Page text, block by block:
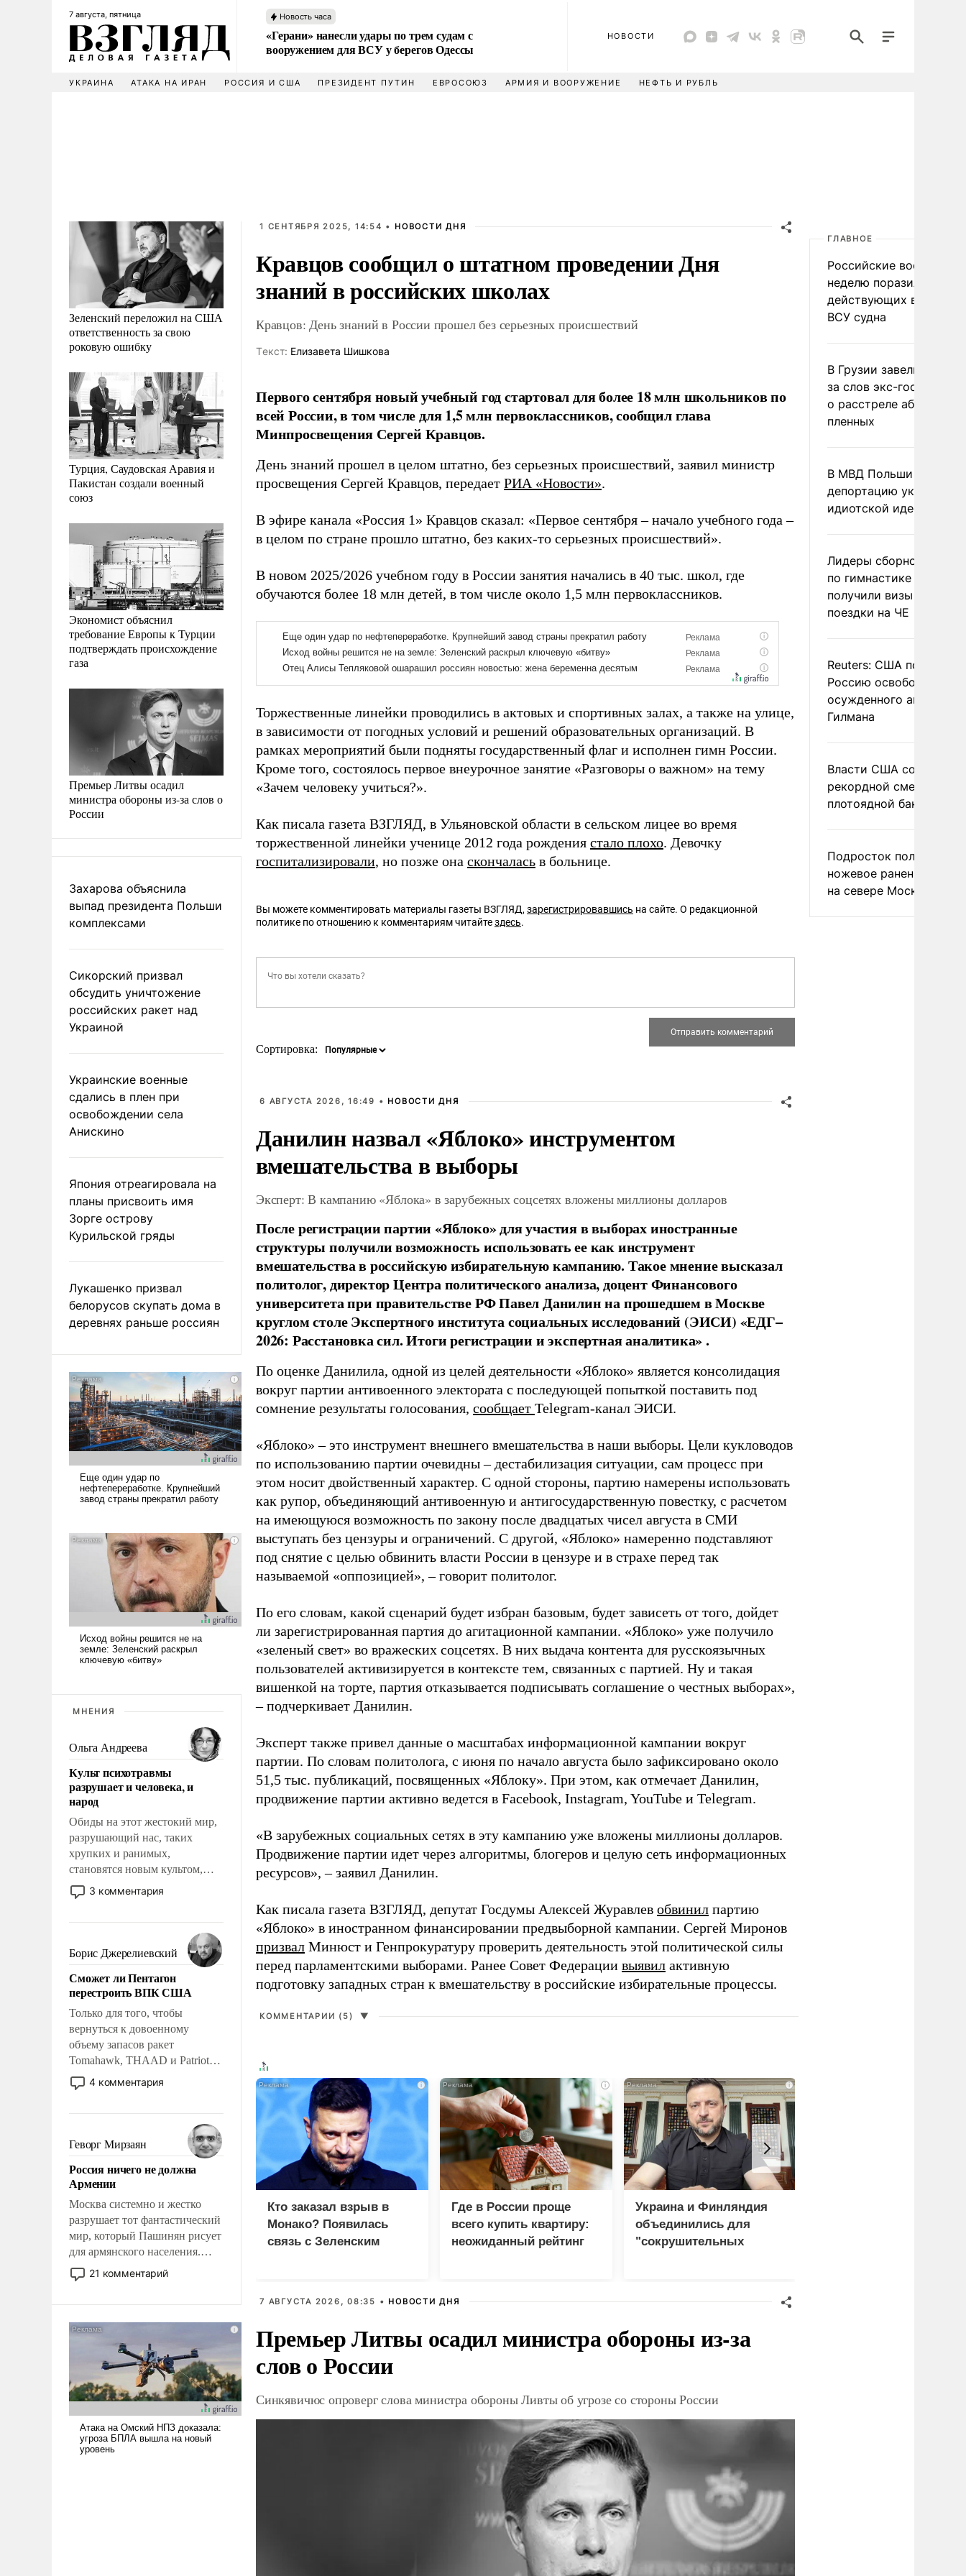
7 августа, пятница Новость часа
«Герани» нанесли удары по трем судам с
вооружением для ВСУ у берегов Одессы
НОВОСТИ
УКРАИНА АТАКА НА ИРАН РОССИЯ И США ПРЕЗИДЕНТ ПУТИН ЕВРОСОЮЗ АРМИЯ И ВООРУЖЕНИЕ НЕФТЬ И РУБЛЬ
Зеленский переложил на США
ответственность за свою
роковую ошибку
Турция, Саудовская Аравия и
Пакистан создали военный
союз
Экономист объяснил
требование Европы к Турции
подтверждать происхождение
газа
Премьер Литвы осадил
министра обороны из-за слов о
России
Захарова объяснила
выпад президента Польши
комплексами
Сикорский призвал
обсудить уничтожение
российских ракет над
Украиной
Украинские военные
сдались в плен при
освобождении села
Анискино
Япония отреагировала на
планы присвоить имя
Зорге острову
Курильской гряды
Лукашенко призвал
белорусов скупать дома в
деревнях раньше россиян
МНЕНИЯ
Ольга Андреева
Культ психотравмы
разрушает и человека, и
народ
Обиды на этот жестокий мир,
разрушающий нас, таких
хрупких и ранимых,
становятся новым культом,
постепенно вытесняя и
отменяя традиционное
мужественным и твердым под
ударами судьбы, брать на себя
ответственность, помогать
слабым, идти вперед и
адаптироваться.
3 комментария
Борис Джерелиевский
Сможет ли Пентагон
перестроить ВПК США
Только для того, чтобы
вернуться к довоенному
объему запасов ракет
Tomahawk, THAAD и Patriot
США потребуется более трех
лет. Даже небольшая война с
Сложившаяся ситуация
означает многолетний период
уязвимости США, например,
перед Китаем.
4 комментария
Геворг Мирзаян
Россия ничего не должна
Армении
Москва системно и жестко
разрушает тот фантастический
мир, который Пашинян рисует
для армянского населения.
Мир, где политические
прожекты будут безусловно
налогоплательщиков и где
Еревану за свои поступки не
нужно отвечать.
21 комментарий
1 СЕНТЯБРЯ 2025, 14:54 • НОВОСТИ ДНЯ
Кравцов сообщил о штатном проведении Дня
знаний в российских школах
Кравцов: День знаний в России прошел без серьезных происшествий
Tекст: Елизавета Шишкова
Первого сентября новый учебный год стартовал для более 18 млн школьников по
всей России, в том числе для 1,5 млн первоклассников, сообщил глава
Минпросвещения Сергей Кравцов.
День знаний прошел в целом штатно, без серьезных происшествий, заявил министр
просвещения Сергей Кравцов, передает РИА «Новости».
В эфире канала «Россия 1» Кравцов сказал: «Первое сентября – начало учебного года –
в целом по стране прошло штатно, без каких-то серьезных происшествий».
В новом 2025/2026 учебном году в России занятия начались в 40 тыс. школ, где
обучаются более 18 млн детей, в том числе около 1,5 млн первоклассников.
Торжественные линейки проводились в актовых и спортивных залах, а также на улице,
в зависимости от погодных условий и решений образовательных организаций. В
рамках мероприятий были подняты государственный флаг и исполнен гимн России.
Кроме того, состоялось первое внеурочное занятие «Разговоры о важном» на тему
«Зачем человеку учиться?».
Как писала газета ВЗГЛЯД, в Ульяновской области в сельском лицее во время
торжественной линейки ученице 2012 года рождения стало плохо. Девочку
госпитализировали, но позже она скончалась в больнице.
Вы можете комментировать материалы газеты ВЗГЛЯД, зарегистрировавшись на сайте. О редакционной
политике по отношению к комментариям читайтездесь.
Сортировка:
6 АВГУСТА 2026, 16:49 • НОВОСТИ ДНЯ
Данилин назвал «Яблоко» инструментом
вмешательства в выборы
Эксперт: В кампанию «Яблока» в зарубежных соцсетях вложены миллионы долларов
После регистрации партии «Яблоко» для участия в выборах иностранные
структуры получили возможность использовать ее как инструмент
вмешательства в российскую избирательную кампанию. Такое мнение высказал
политолог, директор Центра политического анализа, доцент Финансового
университета при правительстве РФ Павел Данилин на прошедшем в Москве
круглом столе Экспертного института социальных исследований (ЭИСИ) «ЕДГ–
2026: Расстановка сил. Итоги регистрации и экспертная аналитика» .
По оценке Данилила, одной из целей деятельности «Яблоко» является консолидация
вокруг партии антивоенного электората с последующей попыткой поставить под
сомнение результаты голосования, сообщает Telegram-канал ЭИСИ.
«Яблоко» – это инструмент внешнего вмешательства в наши выборы. Цели кукловодов
по использованию партии очевидны – дестабилизация ситуации, сам процесс при
этом носит двойственный характер. С одной стороны, партию намерены использовать
как рупор, объединяющий антивоенную и антигосударственную повестку, с расчетом
на имеющуюся возможность по закону после двадцатых чисел августа в СМИ
выступать без цензуры и ограничений. С другой, «Яблоко» намеренно подставляют
под снятие с целью обвинить власти России в цензуре и в страхе перед так
называемой «оппозицией», – говорит политолог.
По его словам, какой сценарий будет избран базовым, будет зависеть от того, дойдет
ли зарегистрированная партия до агитационной кампании. «Яблоко» уже получило
«зеленый свет» во вражеских соцсетях. В них выдача контента для русскоязычных
пользователей активизируется в контексте тем, связанных с партией. Ну и такая
вишенкой на торте, партия отказывается подписывать соглашение о честных выборах»,
– подчеркивает Данилин.
Эксперт также привел данные о масштабах информационной кампании вокруг
партии. По словам политолога, с июня по начало августа было зафиксировано около
51,5 тыс. публикаций, посвященных «Яблоку». При этом, как отмечает Данилин,
продвижение партии активно ведется в Facebook, Instagram, YouTube и Telegram.
«В зарубежных социальных сетях в эту кампанию уже вложены миллионы долларов.
Продвижение партии идет через алгоритмы, блогеров и целую сеть информационных
ресурсов», – заявил Данилин.
Как писала газета ВЗГЛЯД, депутат Госдумы Алексей Журавлев обвинил партию
«Яблоко» в иностранном финансировании предвыборной кампании. Сергей Миронов
призвал Минюст и Генпрокуратуру проверить деятельность этой политической силы
перед парламентскими выборами. Ранее Совет Федерации выявил активную
подготовку западных стран к вмешательству в российские избирательные процессы.
КОММЕНТАРИИ (5) ▼
i
Кто заказал взрыв в
Монако? Появилась
связь с Зеленским
i
Где в России проще
всего купить квартиру:
неожиданный рейтинг
i
Украина и Финляндия
объединились для
"сокрушительных
7 АВГУСТА 2026, 08:35 • НОВОСТИ ДНЯ
Премьер Литвы осадил министра обороны из-за
слов о России
Синкявичюс опроверг слова министра обороны Ливты об угрозе со стороны России
ГЛАВНОЕ
Российские военные за
неделю поразили 34
действующих в
ВСУ судна
В Грузии завели дело
за слов экс-
о расстреле абхазских
пленных
В МВД Польши назвали
депортацию украинцев
идиотской идеей
Лидеры сборной
по гимнастике не
получили визы для
поездки на ЧЕ
Reuters: США
Россию освободить
осужденного
Гилмана
Власти США сообщили
рекордной смертности
плотоядной бактерии
Подросток получил
ножевое ранение в
на севере Москвы